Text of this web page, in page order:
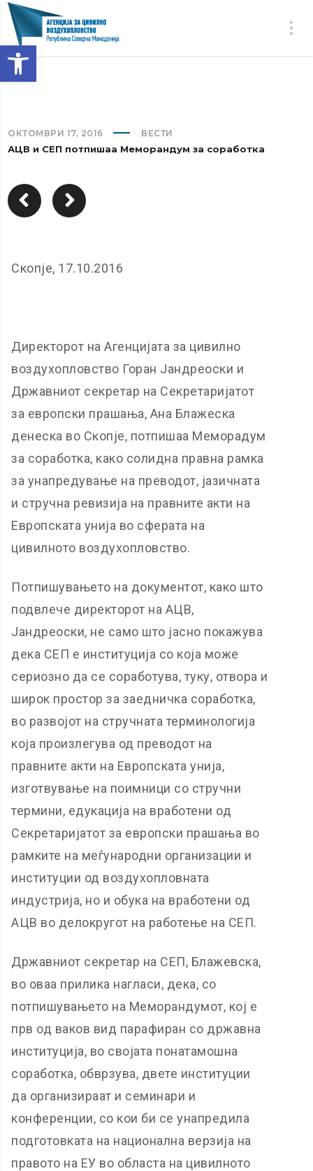
Open toolbar
ОКТОМВРИ 17, 2016 ВЕСТИ
АЦВ и СЕП потпишаа Меморандум за соработка
Скопје, 17.10.2016
Директорот на Агенцијата за цивилно
воздухопловство Горан Јандреоски и
Државниот секретар на Секретаријатот
за европски прашања, Ана Блажеска
денеска во Скопје, потпишаа Меморадум
за соработка, како солидна правна рамка
за унапредување на преводот, јазичната
и стручна ревизија на правните акти на
Европската унија во сферата на
цивилното воздухопловство.
Потпишувањето на документот, како што
подвлече директорот на АЦВ,
Јандреоски, не само што јасно покажува
дека СЕП е институција со која може
сериозно да се соработува, туку, отвора и
широк простор за заедничка соработка,
во развојот на стручната терминологија
која произлегува од преводот на
правните акти на Европската унија,
изготвување на поимници со стручни
термини, едукација на вработени од
Секретаријатот за европски прашања во
рамките на меѓународни организации и
институции од воздухопловната
индустрија, но и обука на вработени од
АЦВ во делокругот на работење на СЕП.
Државниот секретар на СЕП, Блажевска,
во оваа прилика нагласи, дека, со
потпишувањето на Меморандумот, кој е
прв од ваков вид парафиран со државна
институција, во својата понатамошна
соработка, обврзува, двете институции
да организираат и семинари и
конференции, со кои би се унапредила
подготовката на национална верзија на
правото на ЕУ во областа на цивилното